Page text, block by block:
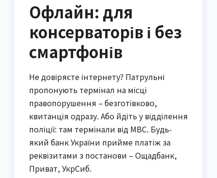
Офлайн: для
консерваторів і без
смартфонів
Не довіряєте інтернету? Патрульні
пропонують термінал на місці
правопорушення – безготівково,
квитанція одразу. Або йдіть у відділення
поліції: там термінали від МВС. Будь-
який банк України прийме платіж за
реквізитами з постанови – Ощадбанк,
Приват, УкрСиб.